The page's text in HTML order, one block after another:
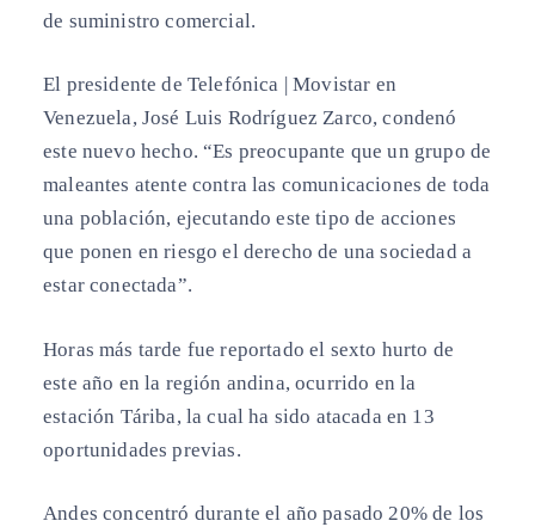
de suministro comercial.
El presidente de Telefónica | Movistar en
Venezuela, José Luis Rodríguez Zarco, condenó
este nuevo hecho. “Es preocupante que un grupo de
maleantes atente contra las comunicaciones de toda
una población, ejecutando este tipo de acciones
que ponen en riesgo el derecho de una sociedad a
estar conectada”.
Horas más tarde fue reportado el sexto hurto de
este año en la región andina, ocurrido en la
estación Táriba, la cual ha sido atacada en 13
oportunidades previas.
Andes concentró durante el año pasado 20% de los